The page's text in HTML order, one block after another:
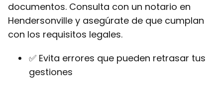
documentos. Consulta con un notario en
Hendersonville y asegúrate de que cumplan
con los requisitos legales.
✅ Evita errores que pueden retrasar tus
gestiones